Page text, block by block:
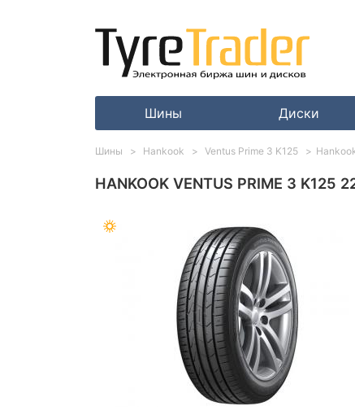
Шины Диски
HANKOOK VENTUS PRIME 3 K125
Шины Hankook Ventus Prime 3 K125